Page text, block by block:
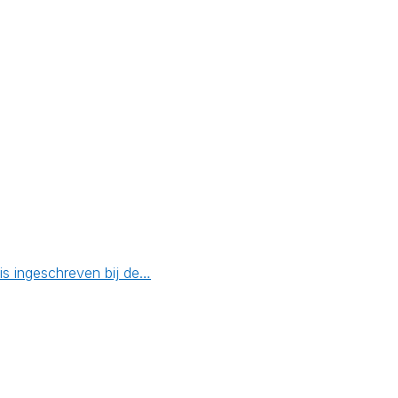
ingeschreven bij de…